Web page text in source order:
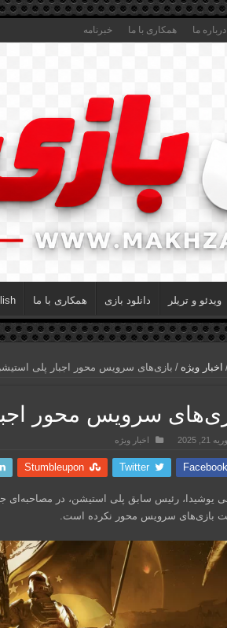
درباره ما همکاری با ما خبرنامه
ویدئو و تریلر دانلود بازی همکاری با ما
اخبار ویژه / بازی‌های سرویس محور اجبار پلی
سرویس محور
21, 2025 اخبار ویژه
Facebook
Twitter
Stumbleupon
یوشیدا، رئیس سابق پلی استیشن، در مصاحبه‌ای
بازی‌های سرویس محور نکرده است.